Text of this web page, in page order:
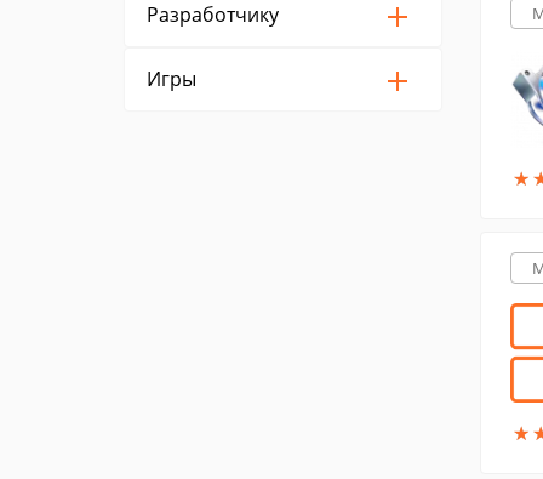
Разработчику
Игры
★
★
★
★